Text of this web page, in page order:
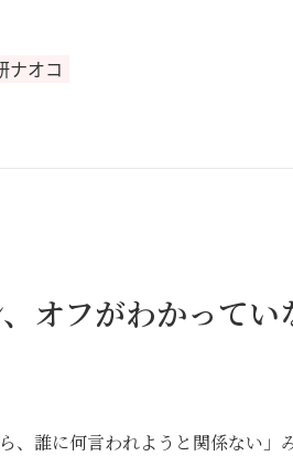
ナオコ
オフがわかって
、誰に何言われようと関係ない